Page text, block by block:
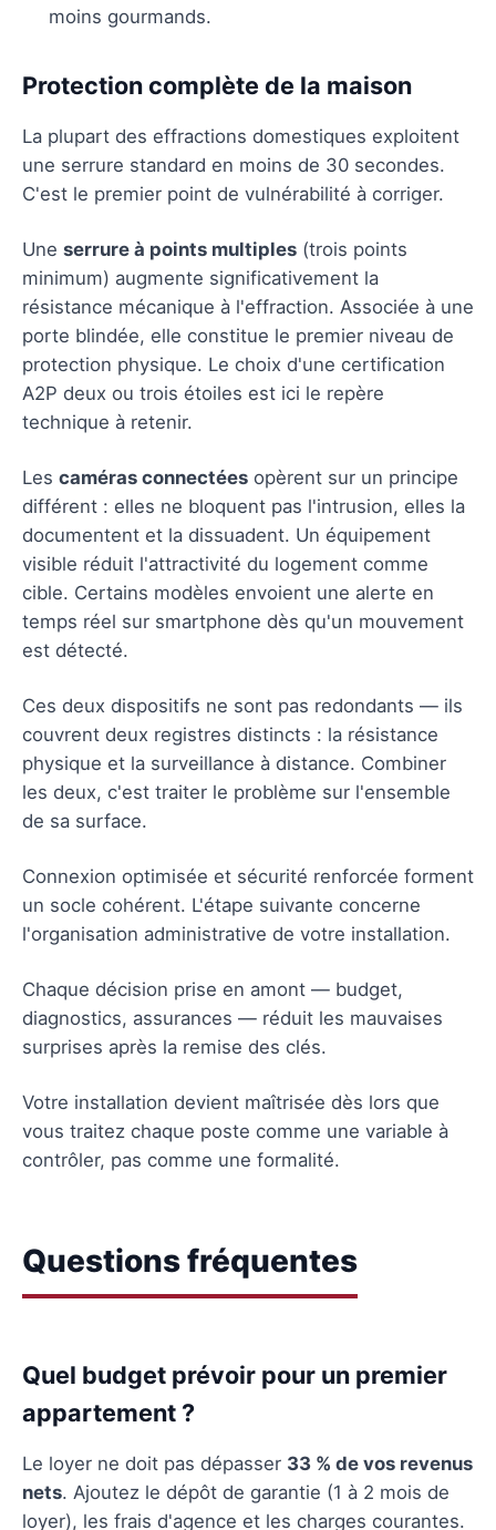
moins gourmands.
Protection complète de la maison
La plupart des effractions domestiques exploitent
une serrure standard en moins de 30 secondes.
C'est le premier point de vulnérabilité à corriger.
Une serrure à points multiples (trois points
minimum) augmente significativement la
résistance mécanique à l'effraction. Associée à une
porte blindée, elle constitue le premier niveau de
protection physique. Le choix d'une certification
A2P deux ou trois étoiles est ici le repère
technique à retenir.
Les caméras connectées opèrent sur un principe
différent : elles ne bloquent pas l'intrusion, elles la
documentent et la dissuadent. Un équipement
visible réduit l'attractivité du logement comme
cible. Certains modèles envoient une alerte en
temps réel sur smartphone dès qu'un mouvement
est détecté.
Ces deux dispositifs ne sont pas redondants — ils
couvrent deux registres distincts : la résistance
physique et la surveillance à distance. Combiner
les deux, c'est traiter le problème sur l'ensemble
de sa surface.
Connexion optimisée et sécurité renforcée forment
un socle cohérent. L'étape suivante concerne
l'organisation administrative de votre installation.
Chaque décision prise en amont — budget,
diagnostics, assurances — réduit les mauvaises
surprises après la remise des clés.
Votre installation devient maîtrisée dès lors que
vous traitez chaque poste comme une variable à
contrôler, pas comme une formalité.
Questions fréquentes
Quel budget prévoir pour un premier
appartement ?
Le loyer ne doit pas dépasser 33 % de vos revenus
nets. Ajoutez le dépôt de garantie (1 à 2 mois de
loyer), les frais d'agence et les charges courantes.